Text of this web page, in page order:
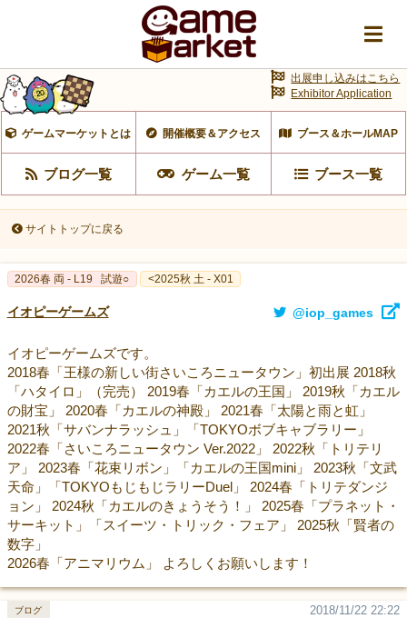
ゲームマーケットとは 開催概要＆アクセス ブース＆ホールMAP
ブログ一覧 ゲーム一覧 ブース一覧
出展申し込みはこちら
Exhibitor Application
サイトトップに戻る
2026春 両 - L19 試遊○ <2025秋 土 - X01
イオピーゲームズ @iop_games
イオピーゲームズです。
2018春「王様の新しい街さいころニュータウン」初出展 2018秋
「ハタイロ」（完売） 2019春「カエルの王国」 2019秋「カエル
の財宝」 2020春「カエルの神殿」 2021春「太陽と雨と虹」
2021秋「サバンナラッシュ」「TOKYOボブキャブラリー」
2022春「さいころニュータウン Ver.2022」 2022秋「トリテリ
ア」 2023春「花束リボン」「カエルの王国mini」 2023秋「文武
天命」「TOKYOもじもじラリーDuel」 2024春「トリテダンジ
ョン」 2024秋「カエルのきょうそう！」 2025春「プラネット・
サーキット」「スイーツ・トリック・フェア」 2025秋「賢者の
数字」
2026春「アニマリウム」 よろしくお願いします！
2018/11/22 22:22
ブログ